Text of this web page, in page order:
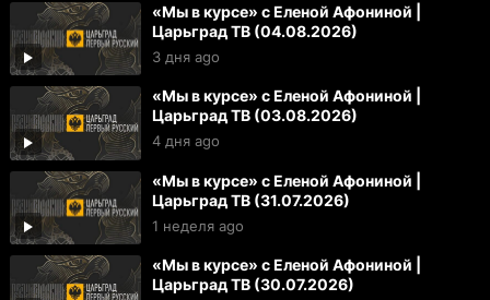
«Мы в курсе» с Еленой Афониной |
Царьград ТВ (04.08.2026)
3 дня ago
«Мы в курсе» с Еленой Афониной |
Царьград ТВ (03.08.2026)
4 дня ago
«Мы в курсе» с Еленой Афониной |
Царьград ТВ (31.07.2026)
1 неделя ago
«Мы в курсе» с Еленой Афониной |
Царьград ТВ (30.07.2026)